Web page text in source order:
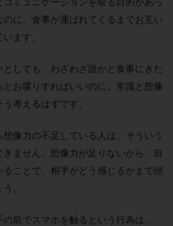
に、食事が運ばれてくるまでお互い
ます。
しても、わざわざ誰かと食事にきた
お喋りすればいいのに。常識と想像
考えるはずです。
想像力の不足している人は、そういう
ません。想像力が足りないから、自
ことで、相手がどう感じるかまで頭
。
前でスマホを触るという行為は、